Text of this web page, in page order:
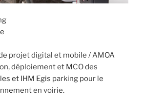
projet digital et mobile / AMOA
déploiement et MCO des
et IHM Egis parking pour le
en voirie.